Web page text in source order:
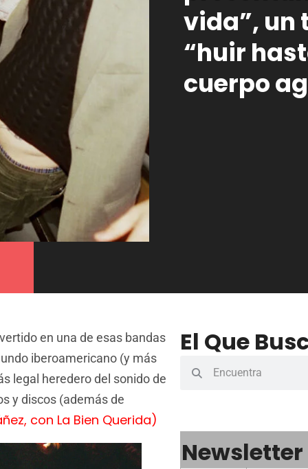
vida”, un
“huir
cuerpo
en una de esas bandas
iberoamericano (y más
legal heredero del sonido de
y discos (además de
con La Bien Querida)
El Que
Newsletter